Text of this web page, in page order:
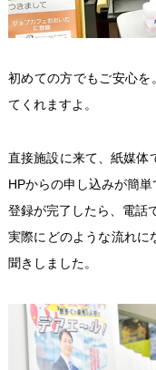
初めての方でもご安心を
てくれますよ。
直接施設に来て、紙媒体
HPからの申し込みが簡単
登録が完了したら、電話
実際にどのような流れに
聞きしました。